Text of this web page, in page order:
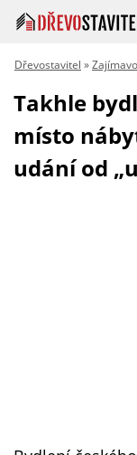
Dřevostavitel »
Takhle
místo
udání od